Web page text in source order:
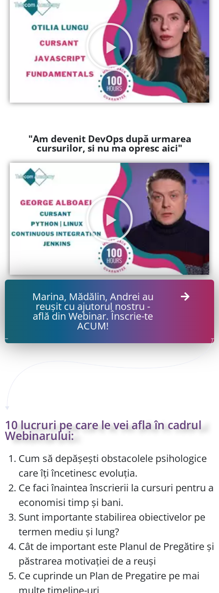
"Am devenit DevOps după urmarea
cursurilor, si nu ma opresc aici"
Marina, Mădălin, Andrei au
reușit cu ajutorul nostru -
află din Webinar. Înscrie-te
ACUM!
10 lucruri pe care le vei afla în cadrul
Webinarului:
Cum să depășești obstacolele psihologice
care îți încetinesc evoluția.
Ce faci înaintea înscrierii la cursuri pentru a
economisi timp și bani.
Sunt importante stabilirea obiectivelor pe
termen mediu și lung?
Cât de important este Planul de Pregătire și
păstrarea motivației de a reuși
Ce cuprinde un Plan de Pregatire pe mai
multe timeline-uri